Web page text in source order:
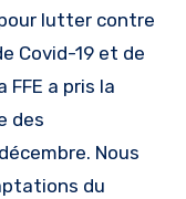
lutter contre
Covid-19 et de
FFE a pris la
des
Nous
du